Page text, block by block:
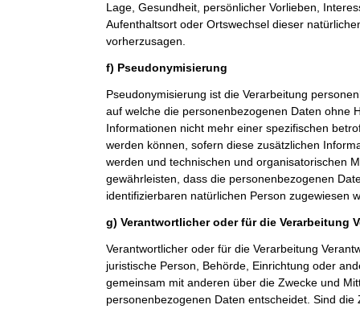
Lage, Gesundheit, persönlicher Vorlieben,
Aufenthaltsort oder Ortswechsel dieser
vorherzusagen.
f) Pseudonymisierung
Pseudonymisierung ist die Verarbeitung
auf welche die personenbezogenen Daten ohne
Informationen nicht mehr einer spezifischen
werden können, sofern diese zusätzlichen
werden und technischen und organisatorischen
gewährleisten, dass die personenbezogenen
identifizierbaren natürlichen Person zugewiesen
g) Verantwortlicher oder für die Verarbeitung
Verantwortlicher oder für die Verarbeitung
juristische Person, Behörde, Einrichtung oder
gemeinsam mit anderen über die Zwecke und
personenbezogenen Daten entscheidet. Sind die